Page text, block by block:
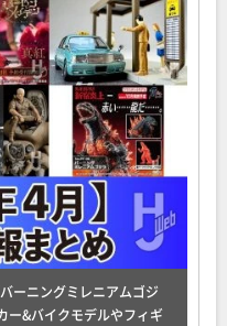
ーニングミレニアムゴジ
ー&バイクモデルやフィギ